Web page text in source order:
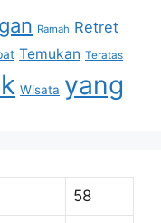
Ramah Retret
Temukan Teratas
Wisata yang
58